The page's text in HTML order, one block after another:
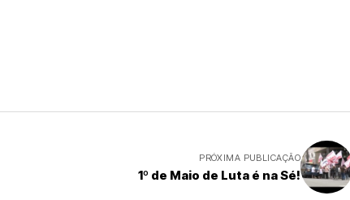
PRÓXIMA PUBLICAÇÃO
1º de Maio de Luta é na Sé!